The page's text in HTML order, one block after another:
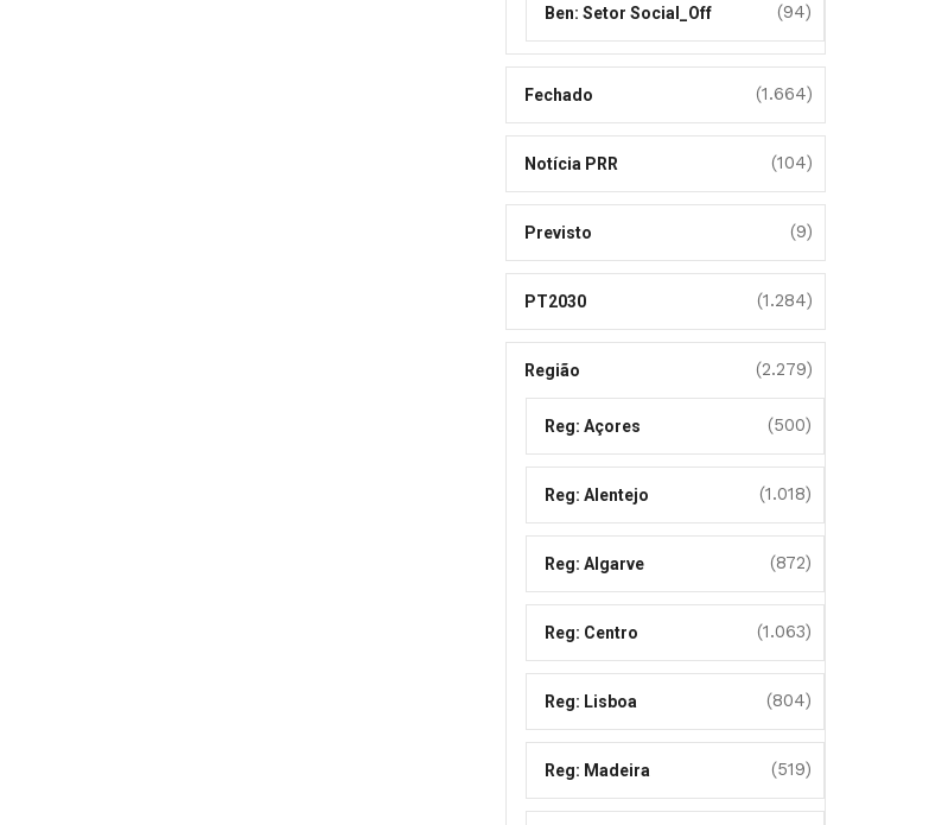
Ben: Setor Social_Off (94)
Fechado (1.664)
Notícia PRR (104)
Previsto (9)
PT2030 (1.284)
Região (2.279)
Reg: Açores (500)
Reg: Alentejo (1.018)
Reg: Algarve (872)
Reg: Centro (1.063)
Reg: Lisboa (804)
Reg: Madeira (519)